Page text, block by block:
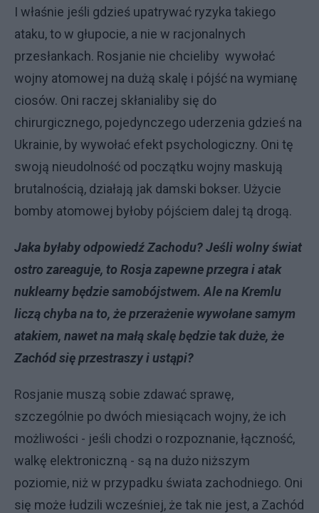
I właśnie jeśli gdzieś upatrywać ryzyka takiego
ataku, to w głupocie, a nie w racjonalnych
przesłankach. Rosjanie nie chcieliby wywołać
wojny atomowej na dużą skalę i pójść na wymianę
ciosów. Oni raczej skłanialiby się do
chirurgicznego, pojedynczego uderzenia gdzieś na
Ukrainie, by wywołać efekt psychologiczny. Oni tę
swoją nieudolność od początku wojny maskują
brutalnością, działają jak damski bokser. Użycie
bomby atomowej byłoby pójściem dalej tą drogą.
Jaka byłaby odpowiedź Zachodu? Jeśli wolny świat
ostro zareaguje, to Rosja zapewne przegra i atak
nuklearny będzie samobójstwem. Ale na Kremlu
liczą chyba na to, że przerażenie wywołane samym
atakiem, nawet na małą skalę będzie tak duże, że
Zachód się przestraszy i ustąpi?
Rosjanie muszą sobie zdawać sprawę,
szczególnie po dwóch miesiącach wojny, że ich
możliwości - jeśli chodzi o rozpoznanie, łączność,
walkę elektroniczną - są na dużo niższym
poziomie, niż w przypadku świata zachodniego. Oni
się może łudzili wcześniej, że tak nie jest, a Zachód